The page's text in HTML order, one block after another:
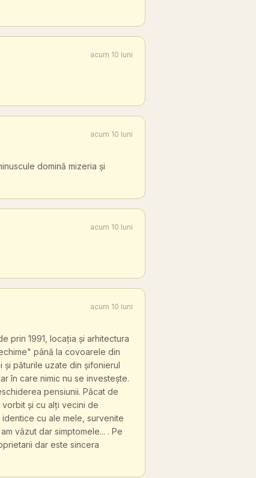
acum 10 luni
acum 10 luni
domină mizeria și
acum 10 luni
acum 10 luni
prin 1991, locația și arhitectura
până la covoarele din
păturile uzate din șifonierul
în care nimic nu se investește.
pensiunii. Păcat de
vorbit și cu alți vecini de
cu ale mele, survenite
văzut dar simptomele... . Pe
dar este sincera